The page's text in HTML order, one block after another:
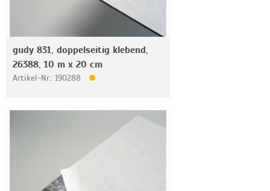
gudy 831, doppelseitig klebend,
26388, 10 m x 20 cm
Artikel-Nr.: 190288